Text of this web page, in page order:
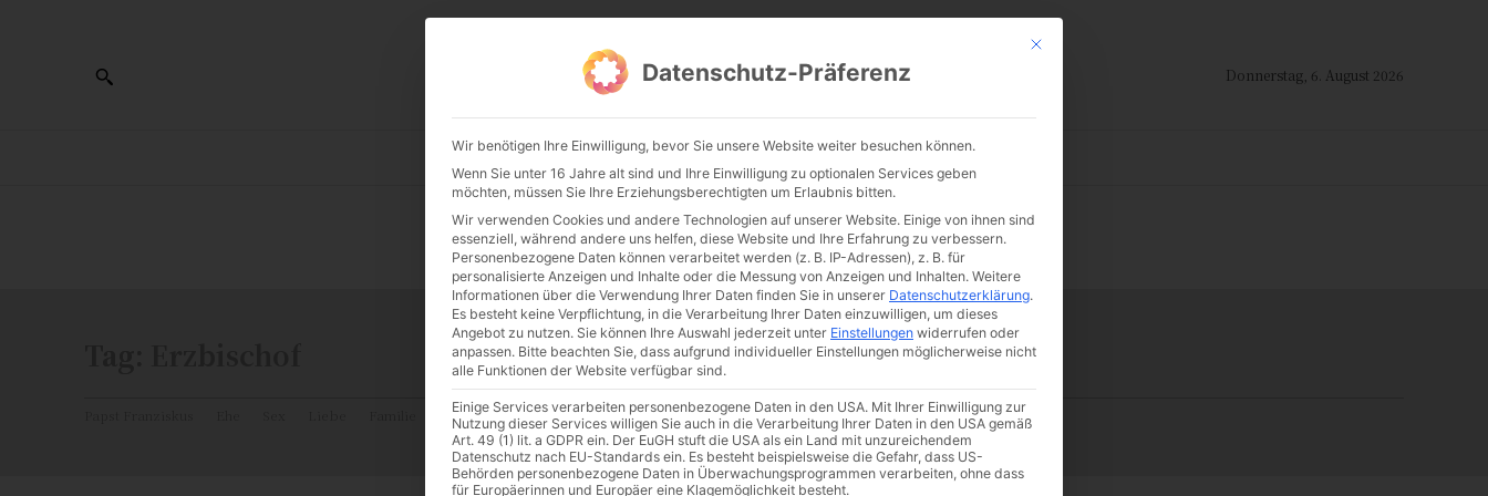
CATHWALK.DE Donnerstag, 6. August 2026
ALTE MESSE GLAUBE KULTUR FRÖMMIGKEIT TRADITION
Katholizismus Franziskus 50 Jahre Humanae vitae Katholische Kirche
Mit diesem Button wird der Dialog geschlossen. Seine Funktionalität ist
Datenschutz-Präferenz
Wir benötigen Ihre Einwilligung, bevor Sie unsere Website weiter besuchen können.
Wenn Sie unter 16 Jahre alt sind und Ihre Einwilligung zu optionalen Services geben
möchten, müssen Sie Ihre Erziehungsberechtigten um Erlaubnis bitten.
Wir verwenden Cookies und andere Technologien auf unserer Website. Einige von ihnen sind
essenziell, während andere uns helfen, diese Website und Ihre Erfahrung zu verbessern.
Personenbezogene Daten können verarbeitet werden (z. B. IP-Adressen), z. B. für
personalisierte Anzeigen und Inhalte oder die Messung von Anzeigen und Inhalten. Weitere
Informationen über die Verwendung Ihrer Daten finden Sie in unserer Datenschutzerklärung.
Es besteht keine Verpflichtung, in die Verarbeitung Ihrer Daten einzuwilligen, um dieses
Angebot zu nutzen. Sie können Ihre Auswahl jederzeit unter Einstellungen widerrufen oder
anpassen. Bitte beachten Sie, dass aufgrund individueller Einstellungen möglicherweise nicht
alle Funktionen der Website verfügbar sind.
Einige Services verarbeiten personenbezogene Daten in den USA. Mit Ihrer Einwilligung zur
Nutzung dieser Services willigen Sie auch in die Verarbeitung Ihrer Daten in den USA gemäß
Art. 49 (1) lit. a GDPR ein. Der EuGH stuft die USA als ein Land mit unzureichendem
Datenschutz nach EU-Standards ein. Es besteht beispielsweise die Gefahr, dass US-
Behörden personenbezogene Daten in Überwachungsprogrammen verarbeiten, ohne dass
für Europäerinnen und Europäer eine Klagemöglichkeit besteht.